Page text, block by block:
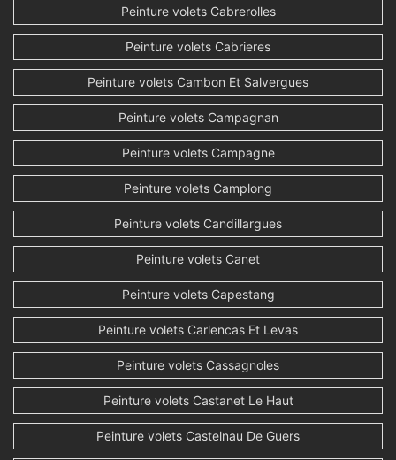
Peinture volets Cabrerolles
Peinture volets Cabrieres
Peinture volets Cambon Et Salvergues
Peinture volets Campagnan
Peinture volets Campagne
Peinture volets Camplong
Peinture volets Candillargues
Peinture volets Canet
Peinture volets Capestang
Peinture volets Carlencas Et Levas
Peinture volets Cassagnoles
Peinture volets Castanet Le Haut
Peinture volets Castelnau De Guers